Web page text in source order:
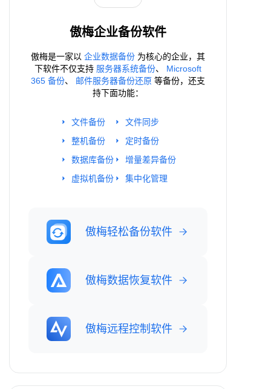
傲梅企业备份软件
傲梅是一家以 企业数据备份 为核心的企业，其
下软件不仅支持 服务器系统备份、 Microsoft
365 备份、 邮件服务器备份还原 等备份，还支
持下面功能：
文件备份
整机备份
数据库备份
虚拟机备份
文件同步
定时备份
增量差异备份
集中化管理
傲梅轻松备份软件
傲梅数据恢复软件
傲梅远程控制软件